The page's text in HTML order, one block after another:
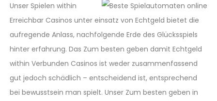
Unser Spielen within
Erreichbar Casinos unter einsatz von Echtgeld bietet die
aufregende Anlass, nachfolgende Erde des Glücksspiels
hinter erfahrung. Das Zum besten geben damit Echtgeld
within Verbunden Casinos ist weder zusammenfassend
gut jedoch schädlich – entscheidend ist, entsprechend
bei bewusstsein man spielt. Unser Zum besten geben in